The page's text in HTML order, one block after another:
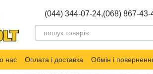
(044) 344-07-24,(068) 867-43-
нас Оплата і доставка Обмін і